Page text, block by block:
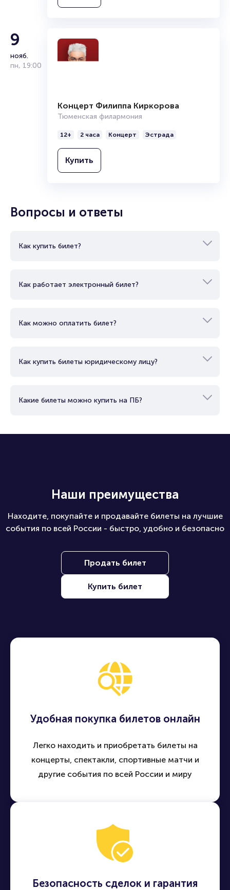
участник групп «Лейся, песня», «Рондо» и
Коллектив не раз был номинирован на
«Песню года» и «Золотой граммофон». В
их дискографии 10 студийных альбомов.
г. (64 года), Лыткарино
гитарист, лидер группы «Любэ». Народный
артист Российской Федерации. Член
партии «Единая Россия» с 2006 г.
2004 – «Ребята нашего полка» (сборник)
и др. Фильмография: 1994 – Зона Любэ –
2015 – Людмила Гурченко – Марк Бернес.
9
нояб.
пн, 19:00
Концерт Филиппа Киркорова
Тюменская филармония
12+ 2 часа Концерт Эстрада
Купить
Вопросы и ответы
Как купить билет?
Как работает электронный билет?
Как можно оплатить билет?
Как купить билеты юридическому лицу?
Какие билеты можно купить на ПБ?
Наши преимущества
Находите, покупайте и продавайте билеты на лучшие
события по всей России - быстро, удобно и безопасно
Продать билет
Купить билет
Удобная покупка билетов онлайн
Легко находить и приобретать билеты на
концерты, спектакли, спортивные матчи и
другие события по всей России и миру
Безопасность сделок и гарантия